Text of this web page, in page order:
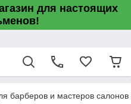
для настоящих
барберов и мастеров салонов